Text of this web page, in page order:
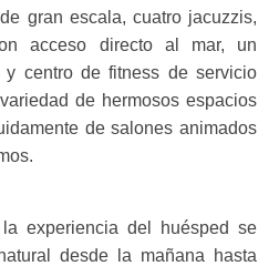
gran escala, cuatro jacuzzis,
acceso directo al mar, un
centro de fitness de servicio
de hermosos espacios
de salones animados
experiencia del huésped se
desde la mañana hasta